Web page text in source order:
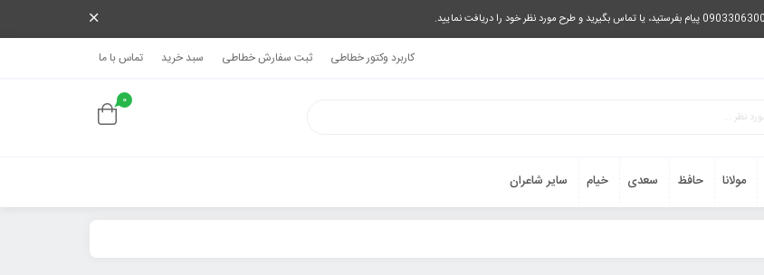
کاربرد وکتور خطاطی ثبت سفارش خطاطی سبد خرید تماس با ما
0
مولانا حافظ سعدی خیام سایر شاعران